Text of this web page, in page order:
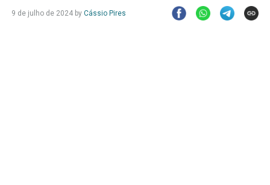
9 de julho de 2024by Cássio Pires